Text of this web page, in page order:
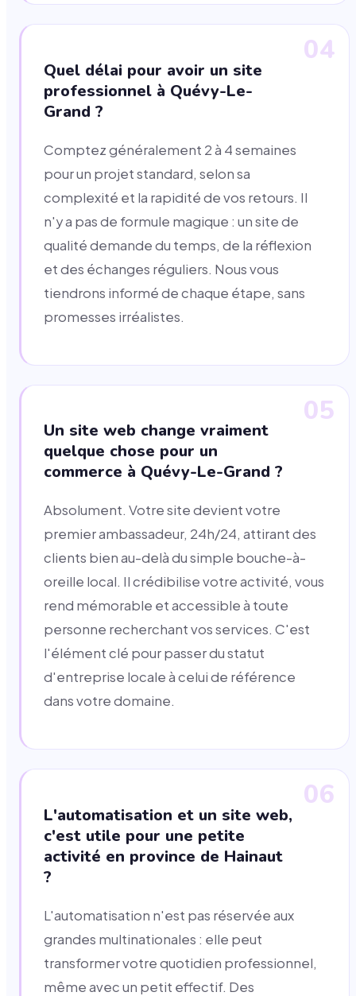
04
Quel délai pour avoir un site
professionnel à Quévy-Le-
Grand ?
Comptez généralement 2 à 4 semaines
pour un projet standard, selon sa
complexité et la rapidité de vos retours. Il
n'y a pas de formule magique : un site de
qualité demande du temps, de la réflexion
et des échanges réguliers. Nous vous
tiendrons informé de chaque étape, sans
promesses irréalistes.
05
Un site web change vraiment
quelque chose pour un
commerce à Quévy-Le-Grand ?
Absolument. Votre site devient votre
premier ambassadeur, 24h/24, attirant des
clients bien au-delà du simple bouche-à-
oreille local. Il crédibilise votre activité, vous
rend mémorable et accessible à toute
personne recherchant vos services. C'est
l'élément clé pour passer du statut
d'entreprise locale à celui de référence
dans votre domaine.
06
L'automatisation et un site web,
c'est utile pour une petite
activité en province de Hainaut
?
L'automatisation n'est pas réservée aux
grandes multinationales : elle peut
transformer votre quotidien professionnel,
même avec un petit effectif. Des